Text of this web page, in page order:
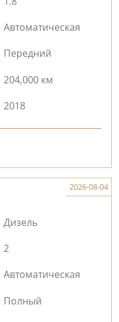
Автоматическая
Передний
204,000 км
2018
2026-08-04
Дизель
2
Автоматическая
Полный